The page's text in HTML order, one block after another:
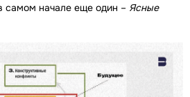
самом начале еще один – Ясные